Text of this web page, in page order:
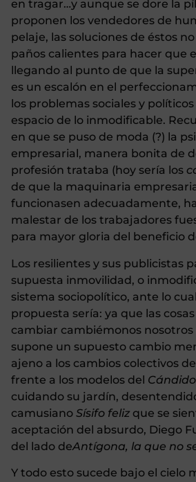
en tragar…y aunque se dore la
proponen los vendedores de
pelaje, las soluciones de éstos
paños calientes para hacer que
llegando al punto de que la
es un escalón en el
los problemas sociales y
espacio de lo inmodificable.
en que se puso de moda (?) la
empresarial, manera bonita de
profesión trataba (hoy sería los
de que la maquinaria
funcionasen adecuadamente,
malestar de los trabajadores
para mayor gloria del beneficio
Los resilientes y sus publicistas
supuesta inmovilidad, o
sistema sociopolítico, ante lo
propuesta sería: ya que las
cambiar cambiémonos nosotros
supone un supuesto cambio
ajeno a los cambios colectivos
frente a los modelos del Cándido
cuidando su jardín,
camusiano Sísifo feliz que se
aceptación del absurdo, Diego
del lado deAntígona, la que no
Y todo esto sucede bajo el cielo